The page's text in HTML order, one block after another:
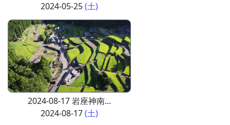
2024-05-25(土)
2024-08-17 岩座神南...
2024-08-17(土)